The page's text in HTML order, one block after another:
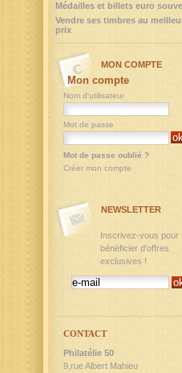
Médailles et billets euro
Vendre ses timbres au
prix
MON COMPTE
Mon compte
Nom d'utilisateur
Mot de passe
Mot de passe oublié ?
Créer mon compte
NEWSLETTER
Inscrivez-vous pour
bénéficier d'offres
exclusives !
CONTACT
Philatélie 50
9,rue Albert Mahieu